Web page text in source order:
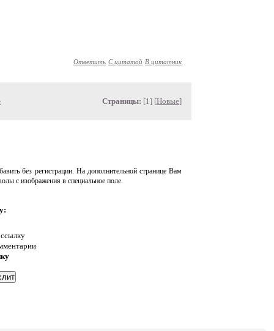
Ответить С цитатой В цитатник
Страницы: [1] [Новые]
без регистрации. На дополнительной странице Вам
с изображения в специальное поле.